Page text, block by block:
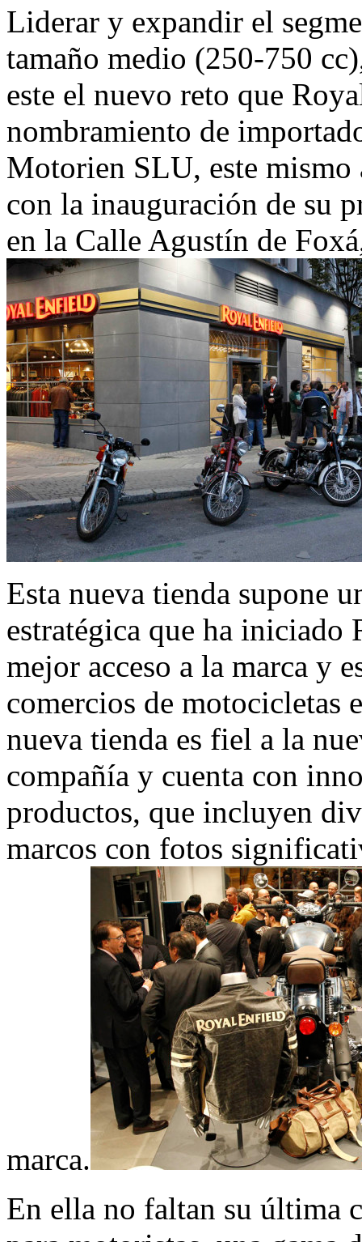
Liderar y expandir el
tamaño medio (250-750
este el nuevo reto que
nombramiento de
Motorien SLU, este mismo
con la inauguración de su
en la Calle Agustín de
Esta nueva tienda supone
estratégica que ha
mejor acceso a la marca y
comercios de motocicletas
nueva tienda es fiel a la
compañía y cuenta con
productos, que incluyen
marcos con fotos
marca.
En ella no faltan su última